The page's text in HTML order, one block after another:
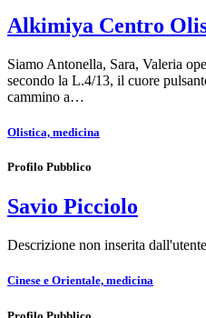
Alkimiya Centro
Siamo Antonella, Sara, Valeria
secondo la L.4/13, il cuore
cammino a…
Olistica, medicina
Profilo Pubblico
Savio Picciolo
Descrizione non inserita
Cinese e Orientale, medicina